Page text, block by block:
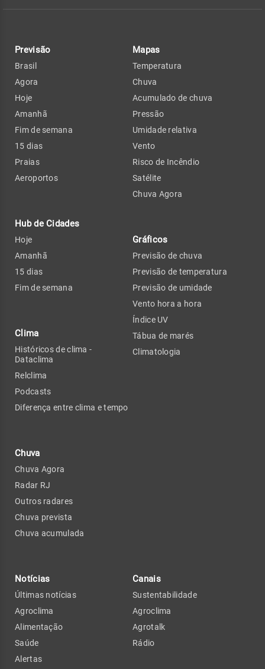
Previsão
Brasil
Agora
Hoje
Amanhã
Fim de semana
15 dias
Praias
Aeroportos
Hub de Cidades
Hoje
Amanhã
15 dias
Fim de semana
Clima
Históricos de clima -
Dataclima
Relclima
Podcasts
Diferença entre clima e tempo
Chuva
Chuva Agora
Radar RJ
Outros radares
Chuva prevista
Chuva acumulada
Mapas
Temperatura
Chuva
Acumulado de chuva
Pressão
Umidade relativa
Vento
Risco de Incêndio
Satélite
Chuva Agora
Gráficos
Previsão de chuva
Previsão de temperatura
Previsão de umidade
Vento hora a hora
Índice UV
Tábua de marés
Climatologia
Notícias
Últimas notícias
Agroclima
Alimentação
Saúde
Alertas
Canais
Sustentabilidade
Agroclima
Agrotalk
Rádio